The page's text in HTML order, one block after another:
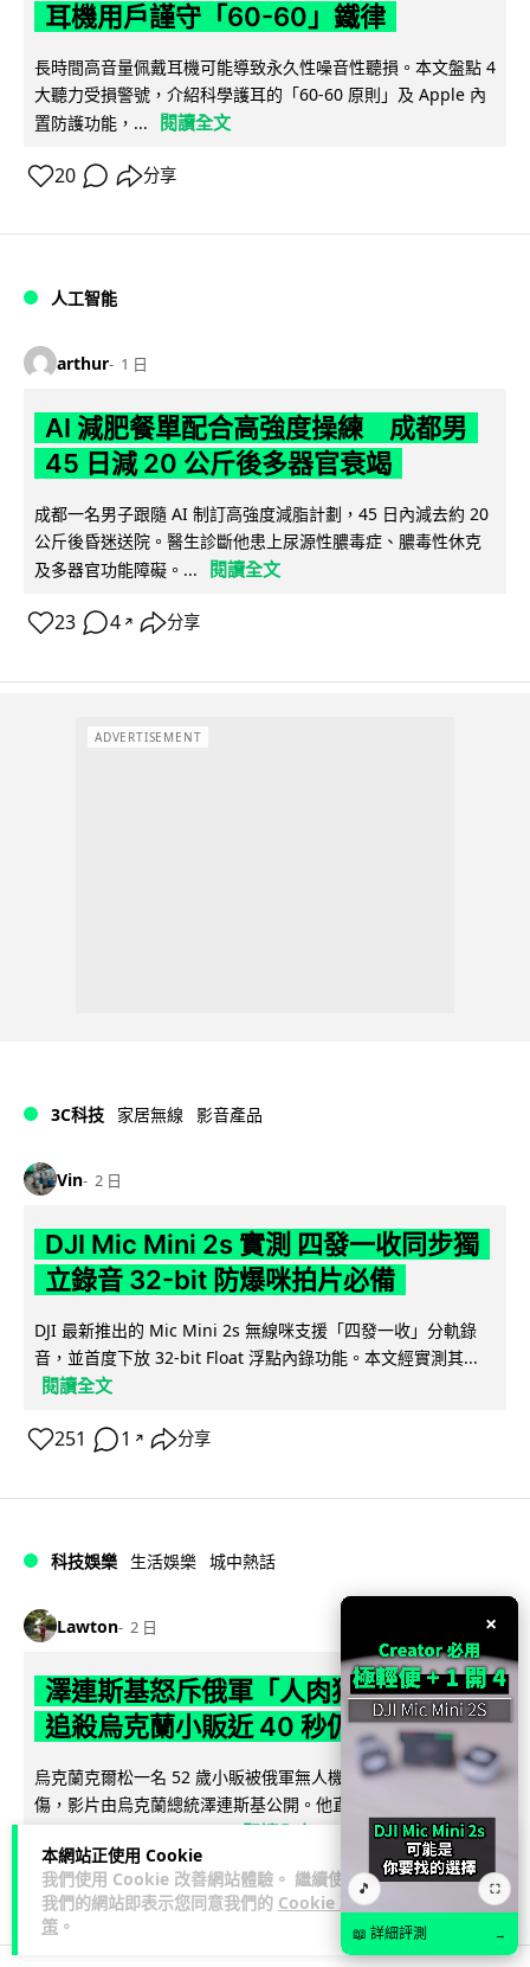
本網站正使用 Cookie
我們使用 Cookie 改善網站體驗。 繼續使用
我們的網站即表示您同意我們的 Cookie 政
策 。
耳機用戶謹守「60-60」鐵律
長時間高音量佩戴耳機可能導致永久性噪音性聽損。本文盤點 4
大聽力受損警號，介紹科學護耳的「60-60 原則」及 Apple 內
置防護功能，...
閱讀全文
20 分享
人工智能
arthur 1 日
AI 減肥餐單配合高強度操練 成都男
45 日減 20 公斤後多器官衰竭
成都一名男子跟隨 AI 制訂高強度減脂計劃，45 日內減去約 20
公斤後昏迷送院。醫生診斷他患上尿源性膿毒症、膿毒性休克
及多器官功能障礙。...
閱讀全文
23 4 ↗ 分享
ADVERTISEMENT
3C科技 家居無線 影音產品
Vin 2 日
DJI Mic Mini 2s 實測 四發一收同步獨
立錄音 32-bit 防爆咪拍片必備
DJI 最新推出的 Mic Mini 2s 無線咪支援「四發一收」分軌錄
音，並首度下放 32-bit Float 浮點內錄功能。本文經實測其...
閱讀全文
251 1 ↗ 分享
科技娛樂 生活娛樂 城中熱話
Lawton 2 日
澤連斯基怒斥俄軍「人肉狩獵」 無人機
追殺烏克蘭小販近 40 秒仍被炸傷
烏克蘭克爾松一名 52 歲小販被俄軍無人機追擊近 40 秒後被炸
傷，影片由烏克蘭總統澤連斯基公開。他直斥俄軍對平民進行
閱讀全文
126 41 ↗ 分享
×
🎵 ⛶
📖 詳細評測 →